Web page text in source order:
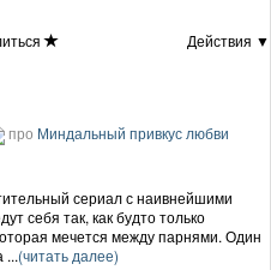
Действия ▼
про Миндальный привкус любви
сериал с наивнейшими
себя так, как будто только
мечется между парнями. Один
...(читать далее)